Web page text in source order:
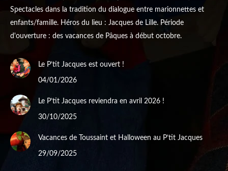
Spectacles dans la tradition du dialogue entre marionnettes et
enfants/famille. Héros du lieu : Jacques de Lille. Période
d'ouverture : des vacances de Pâques à début octobre.
Le P’tit Jacques est ouvert !
04/01/2026
Le P’tit Jacques reviendra en avril 2026 !
30/10/2025
Vacances de Toussaint et Halloween au P’tit Jacques
29/09/2025